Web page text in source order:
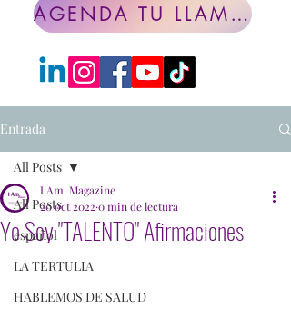
AGENDA TU LLAMADA
Entrada
All Posts
español
LA TERTULIA
HABLEMOS DE SALUD
All Posts
Yo Soy "TALENTO" Afirmaciones
I Am. Magazine
20 oct 2022 0 min de lectura